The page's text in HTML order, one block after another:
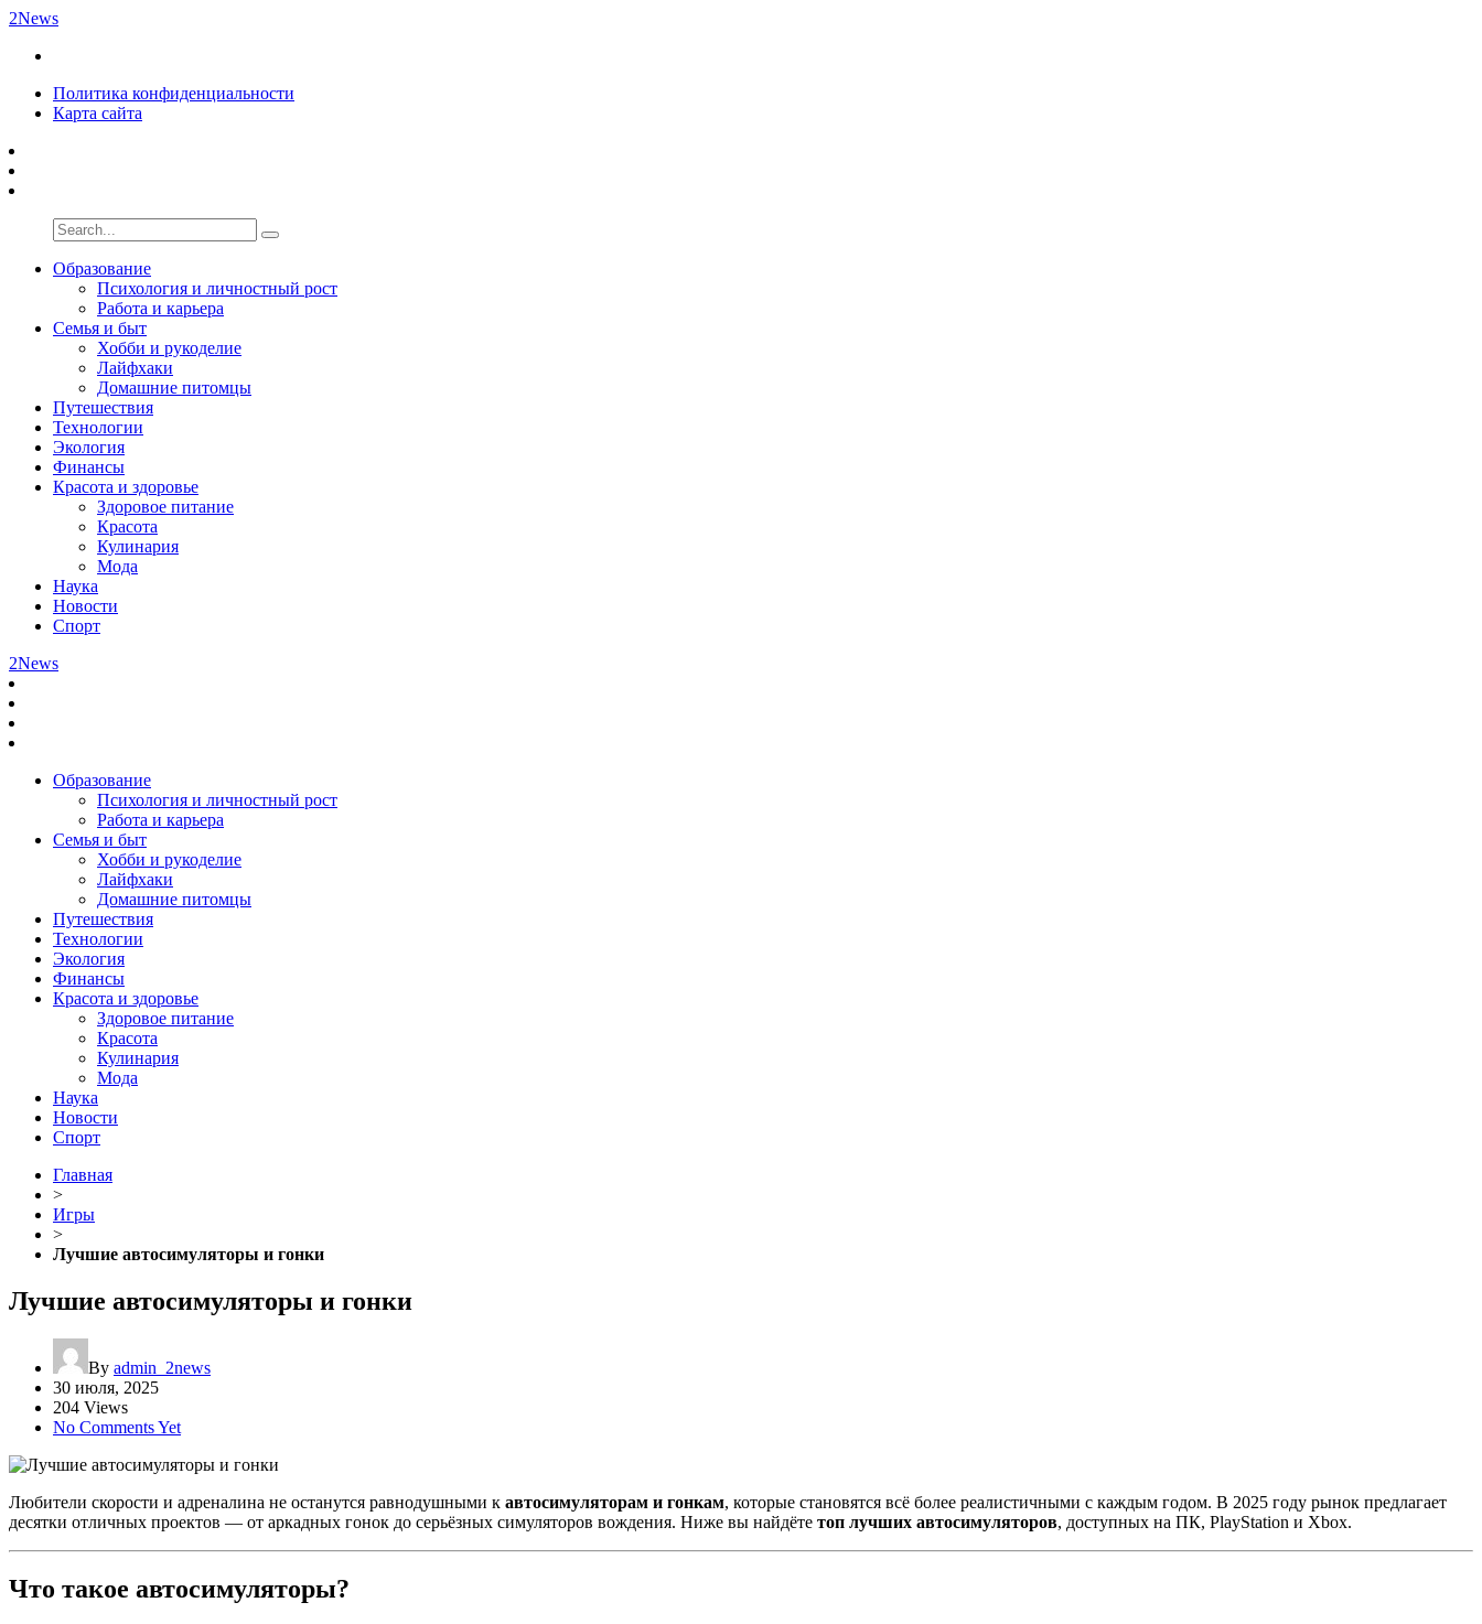
2News
Политика конфиденциальности
Карта сайта
Образование
Психология и личностный рост
Работа и карьера
Семья и быт
Хобби и рукоделие
Лайфхаки
Домашние питомцы
Путешествия
Технологии
Экология
Финансы
Красота и здоровье
Здоровое питание
Красота
Кулинария
Мода
Наука
Новости
Спорт
2News
Образование
Психология и личностный рост
Работа и карьера
Семья и быт
Хобби и рукоделие
Лайфхаки
Домашние питомцы
Путешествия
Технологии
Экология
Финансы
Красота и здоровье
Здоровое питание
Красота
Кулинария
Мода
Наука
Новости
Спорт
Главная
>
Игры
>
Лучшие автосимуляторы и гонки
Лучшие автосимуляторы и гонки
By admin_2news
30 июля, 2025
204 Views
No Comments Yet
Любители скорости и адреналина не останутся равнодушными к автосимуляторам и гонкам, которые становятся всё более реалистичными с каждым годом. В 2025 году рынок предлагает
десятки отличных проектов — от аркадных гонок до серьёзных симуляторов вождения. Ниже вы найдёте топ лучших автосимуляторов, доступных на ПК, PlayStation и Xbox.
Что такое автосимуляторы?